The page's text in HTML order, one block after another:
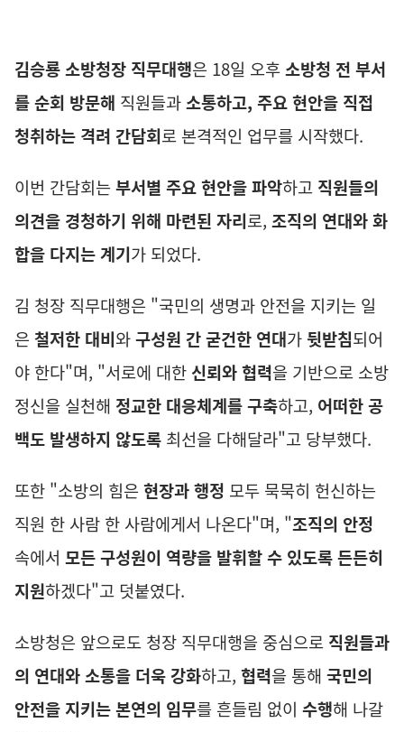
김승룡 소방청장 직무대행은 18일 오후소방청 전 부서
를 순회 방문해 직원들과소통하고, 주요 현안을 직접
청취하는 격려 간담회로 본격적인 업무를 시작했다.
이번 간담회는부서별 주요 현안을 파악하고 직원들의
의견을 경청하기 위해 마련된 자리로, 조직의 연대와 화
합을 다지는 계기가 되었다.
김 청장 직무대행은 "국민의 생명과 안전을 지키는 일
은 철저한 대비와구성원 간 굳건한 연대가 뒷받침되어
야 한다"며, "서로에 대한 신뢰와 협력을 기반으로 소방
정신을 실천해 정교한 대응체계를 구축하고, 어떠한 공
백도 발생하지 않도록 최선을 다해달라"고 당부했다.
또한 "소방의 힘은 현장과 행정 모두 묵묵히 헌신하는
직원 한 사람 한 사람에게서 나온다"며, "조직의 안정
속에서 모든 구성원이 역량을 발휘할 수 있도록 든든히
지원하겠다"고 덧붙였다.
소방청은 앞으로도 청장 직무대행을 중심으로 직원들과
의 연대와 소통을 더욱 강화하고, 협력을 통해 국민의
안전을 지키는 본연의 임무를 흔들림 없이 수행해 나갈